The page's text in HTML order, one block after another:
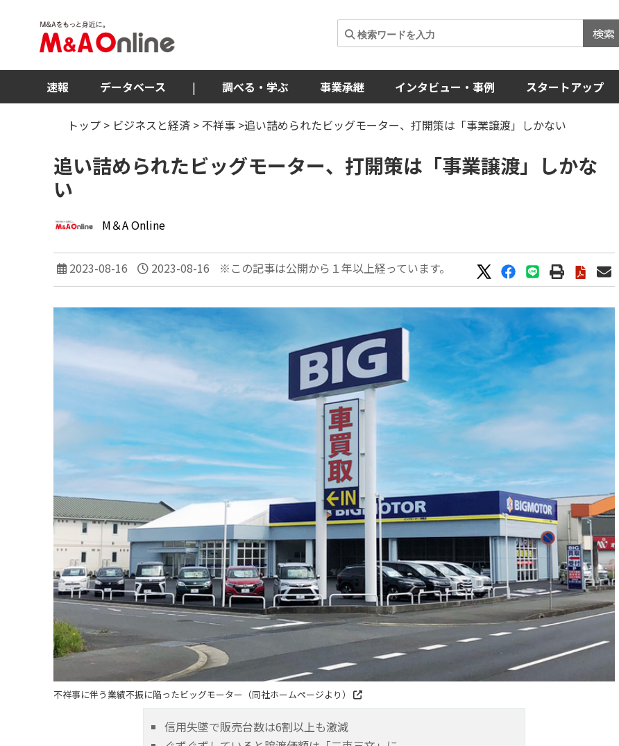
検索
速報 データベース | 調べる・学ぶ 事業承継 インタビュー・事例 スタートアップ
トップ > ビジネスと経済 > 不祥事 >追い詰められたビッグモーター、打開策は「事業譲渡」しかない
追い詰められたビッグモーター、打開策は「事業譲渡」しかな
い
M＆A Online
2023-08-16 2023-08-16 ※この記事は公開から１年以上経っています。
不祥事に伴う業績不振に陥ったビッグモーター（同社ホームページより）
信用失墜で販売台数は6割以上も激減